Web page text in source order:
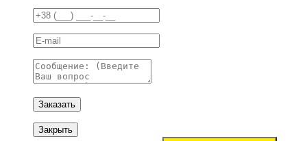
Заказать
Закрыть